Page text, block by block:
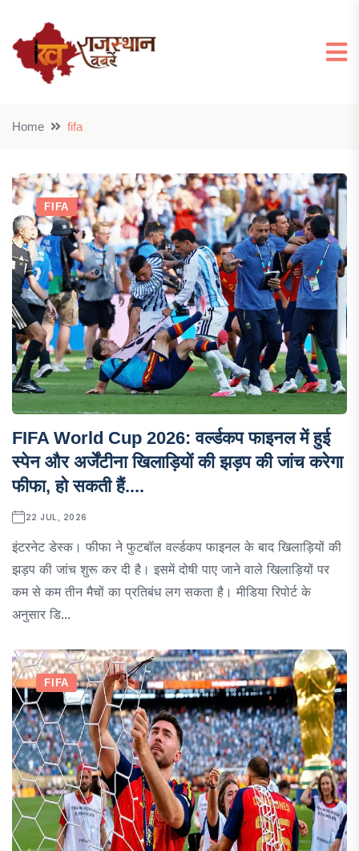
Home fifa
FIFA
FIFA World Cup 2026: वर्ल्डकप फाइनल में हुई
स्पेन और अर्जेंटीना खिलाड़ियों की झड़प की जांच करेगा
फीफा, हो सकती हैं....
22 JUL, 2026
इंटरनेट डेस्क। फीफा ने फुटबॉल वर्ल्डकप फाइनल के बाद खिलाड़ियों की
झड़प की जांच शुरू कर दी है। इसमें दोषी पाए जाने वाले खिलाड़ियों पर
कम से कम तीन मैचों का प्रतिबंध लग सकता है। मीडिया रिपोर्ट के
अनुसार डि...
FIFA